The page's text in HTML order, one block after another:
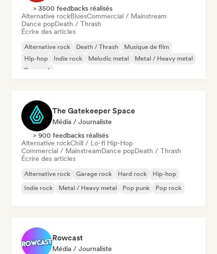
> 3500 feedbacks réalisés
Alternative rockBluesCommercial / Mainstream
Dance popDeath / Thrash
Écrire des articles
Alternative rock Death / Thrash
Musique de film
Hip-hop
Indie rock Melodic metal
Metal / Heavy metal
Pop punk
The Gatekeeper Space
Média / Journaliste
> 900 feedbacks réalisés
Alternative rockChill / Lo-fi Hip-Hop
Commercial / MainstreamDance popDeath / Thrash
Écrire des articles
Alternative rock Garage rock Hard rock
Hip-hop
Indie rock
Metal / Heavy metal Pop punk Pop rock
Rowcast
Média / Journaliste